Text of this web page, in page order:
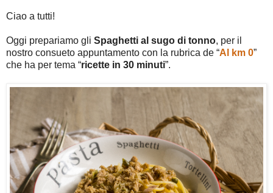
Ciao a tutti!
Oggi prepariamo gli Spaghetti al sugo di tonno, per il
nostro consueto appuntamento con la rubrica de “Al km 0”
che ha per tema “ricette in 30 minuti”.